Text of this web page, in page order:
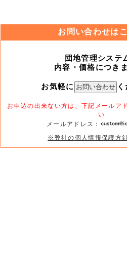
お問い合わせは
団地管理システ
内容・価格につき
お気軽に
お申込の出来ない方は、下記メールア
い
メールアドレス：
※弊社の個人情報保護方